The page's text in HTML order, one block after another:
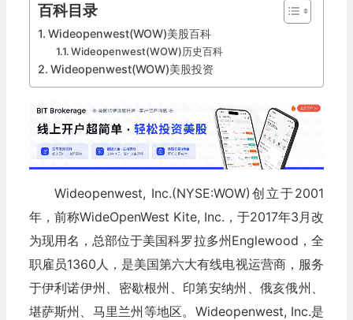
百科目录
Wideopenwest(WOW)美股百科
Wideopenwest(WOW)历史百科
Wideopenwest(WOW)美股投资
Wideopenwest, Inc.(NYSE:WOW)创立于2001
年，前称WideOpenWest Kite, Inc.，于2017年3月改
为现用名，总部位于美国科罗拉多州Englewood，全
职雇员1360人，是美国第六大有线电视运营商，服务
于伊利诺伊州、密歇根州、印第安纳州、俄亥俄州、
堪萨斯州、马里兰州等地区。Wideopenwest, Inc.是